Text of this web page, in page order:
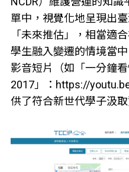
單中，視覺化地呈現出
「未來推估」，相當適
學生融入變遷的情境當
影音短片（如「一分鐘
2017」：https://
供了符合新世代學子汲